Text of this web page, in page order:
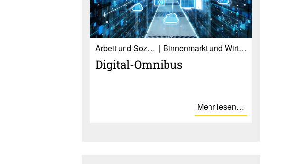
Ar­beit und So­zia­les Binnenmarkt und Wirtschaft
Digital-Omnibus
Mehr lesen…